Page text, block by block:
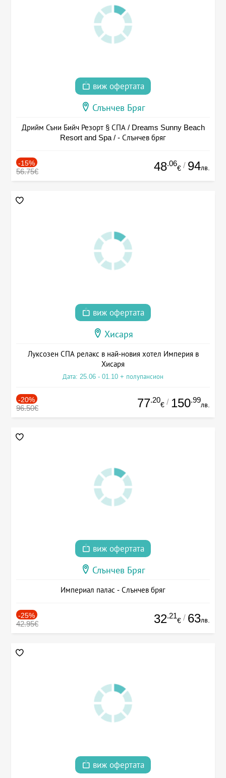
виж офертата
Слънчев Бряг
Дрийм Съни Бийч Резорт § СПА / Dreams Sunny Beach
Resort and Spa / - Слънчев бряг
-15%
56.75€ 48.06
€ / 94лв.
виж офертата
Хисаря
Луксозен СПА релакс в най-новия хотел Империя в
Хисаря
Дата: 25.06 - 01.10 + полупансион
-20%
96.50€ 77.20
€ / 150.99
лв.
виж офертата
Слънчев Бряг
Империал палас - Слънчев бряг
-25%
42.95€ 32.21
€ / 63лв.
виж офертата